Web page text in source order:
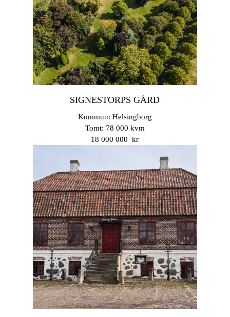
SIGNESTORPS GÅRD
Kommun: Helsingborg
Tomt: 78 000 kvm
18 000 000 kr